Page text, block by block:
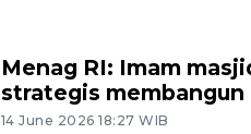
Menag RI: Imam
strategis membangun
14 June 2026 18:27 WIB